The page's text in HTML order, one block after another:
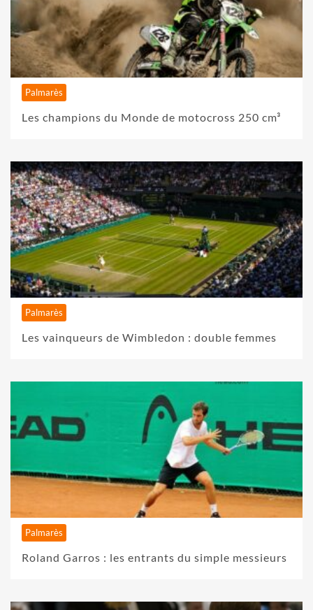
Palmarès
Les champions du Monde de motocross 250 cm³
Palmarès
Les vainqueurs de Wimbledon : double femmes
Palmarès
Roland Garros : les entrants du simple messieurs